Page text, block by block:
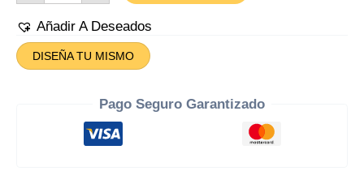
Borriquita
Cantidad
Añadir A Deseados
DISEÑA TU MISMO
Pago Seguro Garantizado